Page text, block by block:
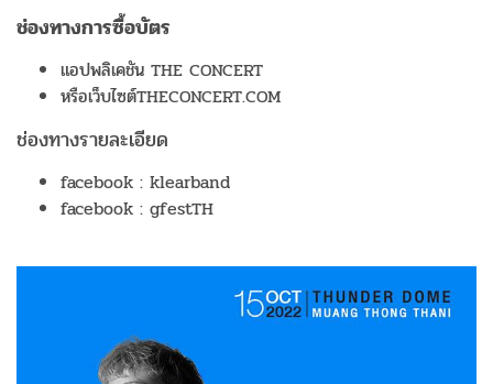
ช่องทางการซื้อบัตร
แอปพลิเคชัน THE CONCERT
หรือเว็บไซต์THECONCERT.COM
ช่องทางรายละเอียด
facebook : klearband
facebook : gfestTH